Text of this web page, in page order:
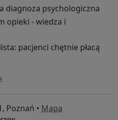
diagnoza psychologiczna
opieki - wiedza i
pacjenci chętnie płacą
Poznań • Mapa